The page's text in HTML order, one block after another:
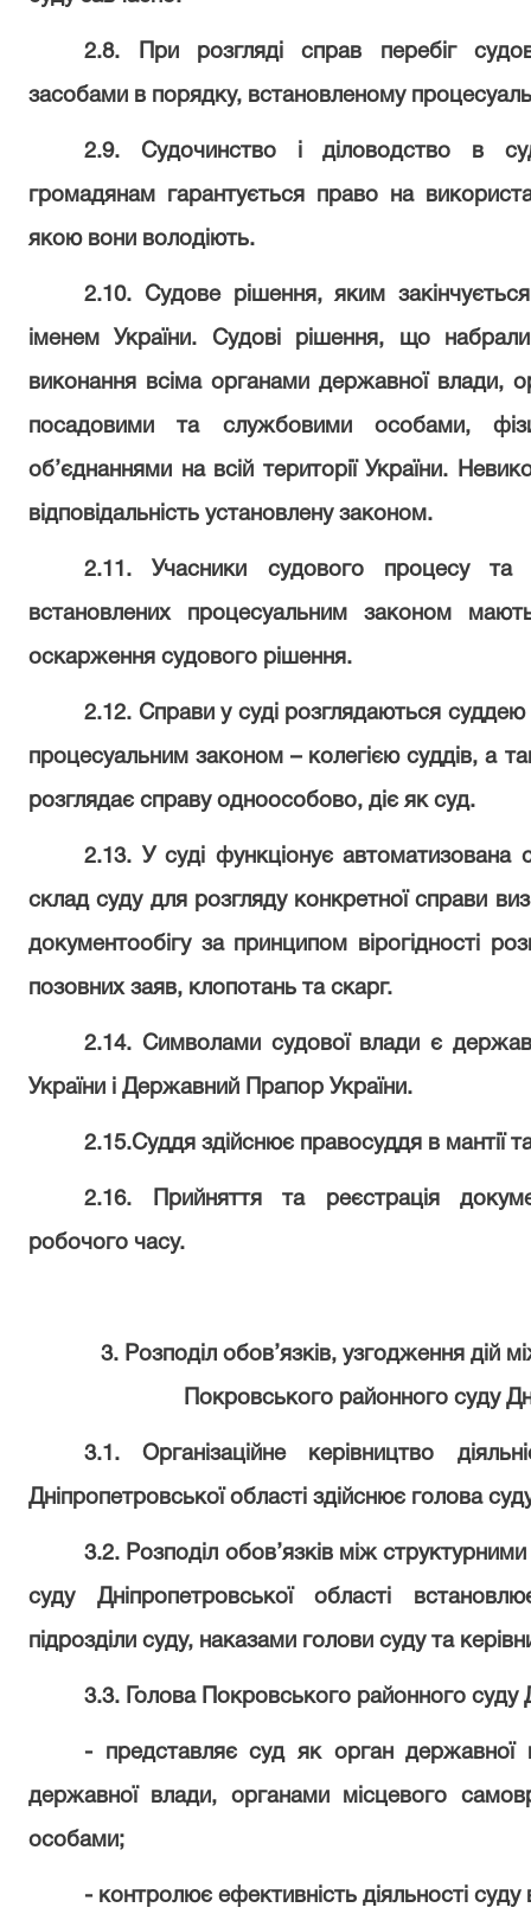
2.8. При розгляді справ перебіг
засобами в порядку, встановленому
2.9. Судочинство і діловодство в
громадянам гарантується право на
якою вони володіють.
2.10. Судове рішення, яким
іменем України. Судові рішення, що
виконання всіма органами державної влади,
посадовими та службовими особами,
об’єднаннями на всій території України.
відповідальність установлену законом.
2.11. Учасники судового процесу
встановлених процесуальним законом
оскарження судового рішення.
2.12. Справи у суді розглядаються
процесуальним законом – колегією суддів, а
розглядає справу одноособово, діє як суд.
2.13. У суді функціонує автоматизована
склад суду для розгляду конкретної справи
документообігу за принципом вірогідності
позовних заяв, клопотань та скарг.
2.14. Символами судової влади є
України і Державний Прапор України.
2.15.Суддя здійснює правосуддя в мантії
2.16. Прийняття та реєстрація
робочого часу.
3. Розподіл обов’язків, узгодження дій
Покровського районного суду
3.1. Організаційне керівництво
Дніпропетровської області здійснює голова
3.2. Розподіл обов’язків між
суду Дніпропетровської області
підрозділи суду, наказами голови суду та
3.3. Голова Покровського районного суду
- представляє суд як орган
державної влади, органами місцевого
особами;
- контролює ефективність діяльності суду